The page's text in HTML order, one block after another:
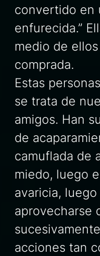
convertido en
enfurecida.”
medio de
comprada.
Estas
se trata de
amigos. Han
de
camuflada de
miedo, luego
avaricia,
aprovecharse
acciones tan